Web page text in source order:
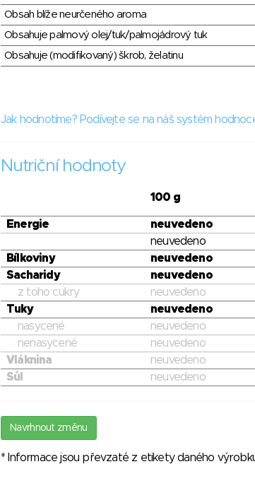
Obsah blíže neurčeného aroma
Obsahuje palmový olej/tuk/palmojádrový tuk
Obsahuje (modifikovaný) škrob, želatinu
Jak hodnotíme? Podívejte se na náš systém
Nutriční hodnoty
100 g
Energie neuvedeno
neuvedeno
Bílkoviny
neuvedeno
Sacharidy
neuvedeno
z toho cukry
neuvedeno
Tuky
neuvedeno
nasycené
neuvedeno
nenasycené
neuvedeno
Vláknina
neuvedeno
Sůl
neuvedeno
Navrhnout změnu
* Informace jsou převzaté z etikety daného